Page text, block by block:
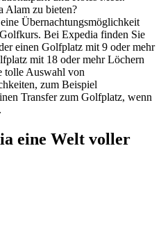
Alam zu bieten?
Übernachtungsmöglichkeit
Bei Expedia finden Sie
einen Golfplatz mit 9 oder mehr
mit 18 oder mehr Löchern
tolle Auswahl von
zum Beispiel
Transfer zum Golfplatz, wenn
eine Welt voller